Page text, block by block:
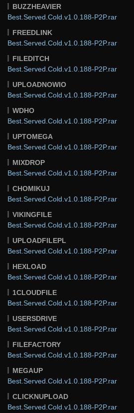
BUZZHEAVIER
Best.Served.Cold.v1.0.188-P2P.rar
FREEDLINK
Best.Served.Cold.v1.0.188-P2P.rar
FILEDITCH
Best.Served.Cold.v1.0.188-P2P.rar
UPLOADNOWIO
Best.Served.Cold.v1.0.188-P2P.rar
WDHO
Best.Served.Cold.v1.0.188-P2P.rar
UPTOMEGA
Best.Served.Cold.v1.0.188-P2P.rar
MIXDROP
Best.Served.Cold.v1.0.188-P2P.rar
CHOMIKUJ
Best.Served.Cold.v1.0.188-P2P.rar
VIKINGFILE
Best.Served.Cold.v1.0.188-P2P.rar
UPLOADFILEPL
Best.Served.Cold.v1.0.188-P2P.rar
HEXLOAD
Best.Served.Cold.v1.0.188-P2P.rar
1CLOUDFILE
Best.Served.Cold.v1.0.188-P2P.rar
USERSDRIVE
Best.Served.Cold.v1.0.188-P2P.rar
FILEFACTORY
Best.Served.Cold.v1.0.188-P2P.rar
MEGAUP
Best.Served.Cold.v1.0.188-P2P.rar
CLICKNUPLOAD
Best.Served.Cold.v1.0.188-P2P.rar